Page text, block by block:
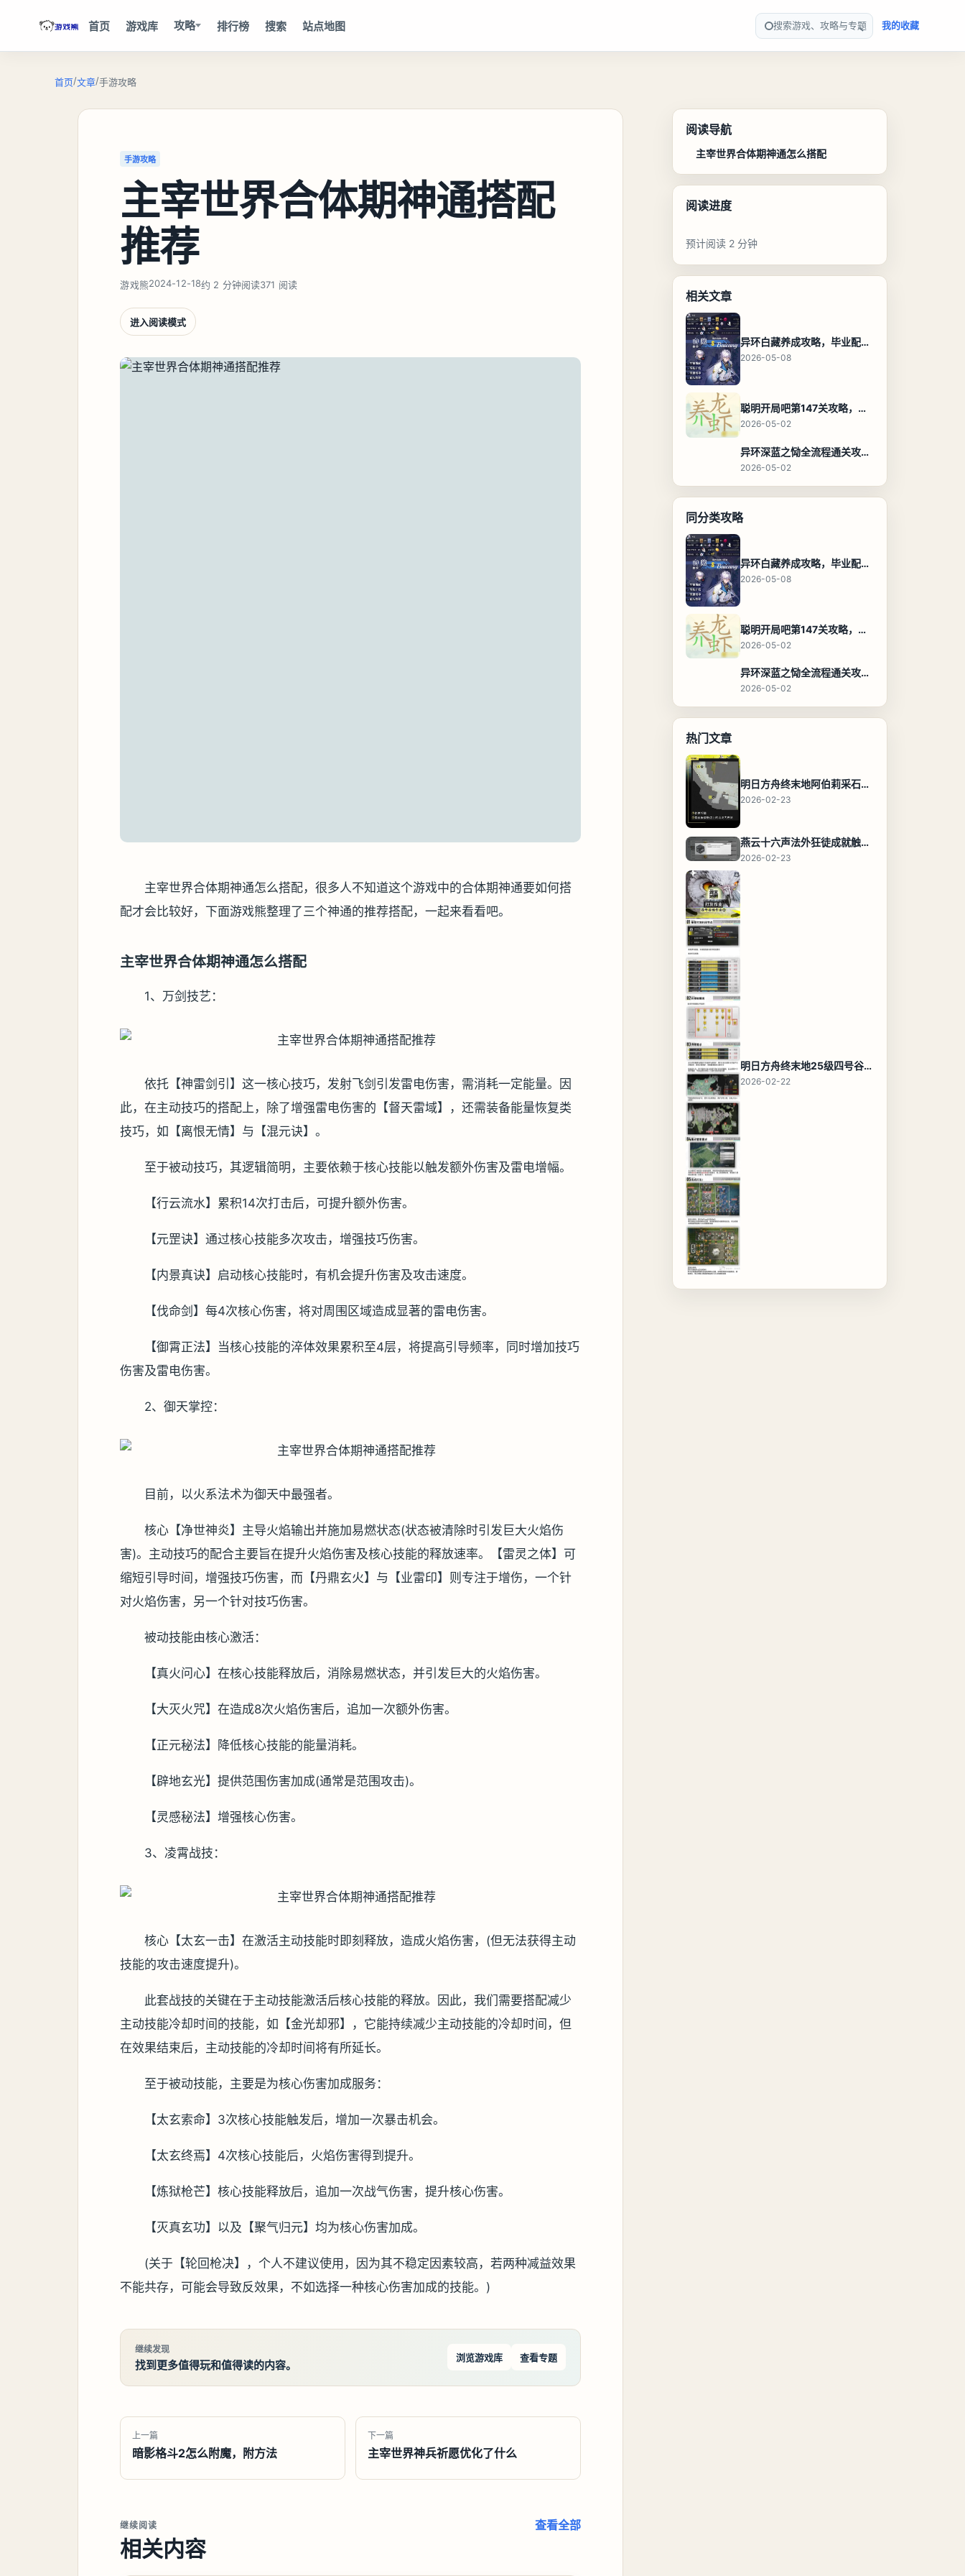
首页 游戏库 攻略 排行榜 搜索 站点地图 搜索游戏、攻略与专题 我的收藏
首页/文章/手游攻略
手游攻略
主宰世界合体期神通搭配
推荐
游戏熊2024-12-18约 2 分钟阅读371 阅读
进入阅读模式
主宰世界合体期神通怎么搭配，很多人不知道这个游戏中的合体期神通要如何搭
配才会比较好，下面游戏熊整理了三个神通的推荐搭配，一起来看看吧。
主宰世界合体期神通怎么搭配
1、万剑技艺：
依托【神雷剑引】这一核心技巧，发射飞剑引发雷电伤害，需消耗一定能量。因
此，在主动技巧的搭配上，除了增强雷电伤害的【督天雷域】，还需装备能量恢复类
技巧，如【离恨无情】与【混元诀】。
至于被动技巧，其逻辑简明，主要依赖于核心技能以触发额外伤害及雷电增幅。
【行云流水】累积14次打击后，可提升额外伤害。
【元罡诀】通过核心技能多次攻击，增强技巧伤害。
【内景真诀】启动核心技能时，有机会提升伤害及攻击速度。
【伐命剑】每4次核心伤害，将对周围区域造成显著的雷电伤害。
【御霄正法】当核心技能的淬体效果累积至4层，将提高引导频率，同时增加技巧
伤害及雷电伤害。
2、御天掌控：
目前，以火系法术为御天中最强者。
核心【净世神炎】主导火焰输出并施加易燃状态(状态被清除时引发巨大火焰伤
害)。主动技巧的配合主要旨在提升火焰伤害及核心技能的释放速率。【雷灵之体】可
缩短引导时间，增强技巧伤害，而【丹鼎玄火】与【业雷印】则专注于增伤，一个针
对火焰伤害，另一个针对技巧伤害。
被动技能由核心激活：
【真火问心】在核心技能释放后，消除易燃状态，并引发巨大的火焰伤害。
【大灭火咒】在造成8次火焰伤害后，追加一次额外伤害。
【正元秘法】降低核心技能的能量消耗。
【辟地玄光】提供范围伤害加成(通常是范围攻击)。
【灵感秘法】增强核心伤害。
3、凌霄战技：
核心【太玄一击】在激活主动技能时即刻释放，造成火焰伤害，(但无法获得主动
技能的攻击速度提升)。
此套战技的关键在于主动技能激活后核心技能的释放。因此，我们需要搭配减少
主动技能冷却时间的技能，如【金光却邪】，它能持续减少主动技能的冷却时间，但
在效果结束后，主动技能的冷却时间将有所延长。
至于被动技能，主要是为核心伤害加成服务：
【太玄索命】3次核心技能触发后，增加一次暴击机会。
【太玄终焉】4次核心技能后，火焰伤害得到提升。
【炼狱枪芒】核心技能释放后，追加一次战气伤害，提升核心伤害。
【灭真玄功】以及【聚气归元】均为核心伤害加成。
(关于【轮回枪决】，个人不建议使用，因为其不稳定因素较高，若两种减益效果
不能共存，可能会导致反效果，不如选择一种核心伤害加成的技能。)
继续发现
找到更多值得玩和值得读的内容。
浏览游戏库 查看专题
上一篇
暗影格斗2怎么附魔，附方法
下一篇
主宰世界神兵祈愿优化了什么
继续阅读
相关内容
查看全部
阅读导航
主宰世界合体期神通怎么搭配
阅读进度
预计阅读 2 分钟
相关文章
异环白藏养成攻略，毕业配装、技能加点与阵容搭配保姆级解析
2026-05-08
聪明开局吧第147关攻略，养龙虾找出27个常用字通关答案
2026-05-02
异环深蓝之恸全流程通关攻略，教程与隐藏奖励
2026-05-02
同分类攻略
异环白藏养成攻略，毕业配装、技能加点与阵容搭配保姆级解析
2026-05-08
聪明开局吧第147关攻略，养龙虾找出27个常用字通关答案
2026-05-02
异环深蓝之恸全流程通关攻略，教程与隐藏奖励
2026-05-02
热门文章
明日方舟终末地阿伯莉采石场宝箱全收集攻略，全点位分布图与路线
2026-02-23
燕云十六声法外狂徒成就触发条件与通关攻略
2026-02-23
明日方舟终末地25级四号谷地基地蓝图，高效布局规划
2026-02-22